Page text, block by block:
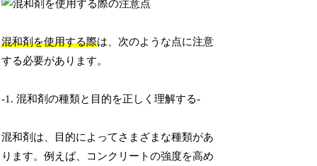
混和剤を使用する際は、次のような点に注意
する必要があります。
-1. 混和剤の種類と目的を正しく理解する-
混和剤は、目的によってさまざまな種類があ
ります。例えば、コンクリートの強度を高め